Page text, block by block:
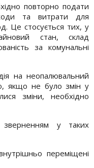
повторно подати
та витрати для
Це стосується тих, у
стан, склад
за комунальні
на неопалювальний
якщо не було змін у
зміни, необхідно
у таких
переміщені